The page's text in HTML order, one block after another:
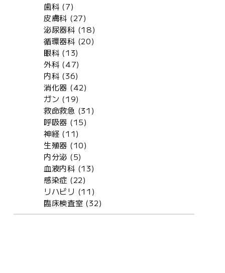
歯科 (7)
皮膚科 (27)
泌尿器科 (18)
循環器科 (20)
眼科 (13)
外科 (47)
内科 (36)
消化器 (42)
ガン (19)
救命救急 (31)
呼吸器 (15)
神経 (11)
生殖器 (10)
内分泌 (5)
血液内科 (13)
感染症 (22)
リハビリ (11)
臨床検査室 (32)